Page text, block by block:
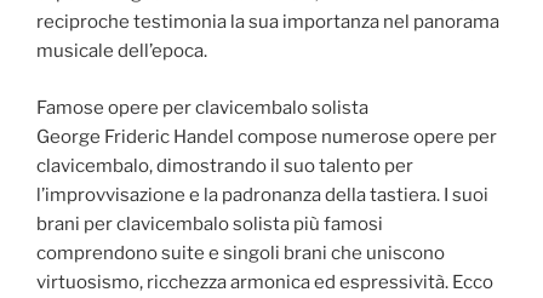
reciproche testimonia la sua importanza nel panorama
musicale dell’epoca.
Famose opere per clavicembalo solista
George Frideric Handel compose numerose opere per
clavicembalo, dimostrando il suo talento per
l’improvvisazione e la padronanza della tastiera. I suoi
brani per clavicembalo solista più famosi
comprendono suite e singoli brani che uniscono
virtuosismo, ricchezza armonica ed espressività. Ecco